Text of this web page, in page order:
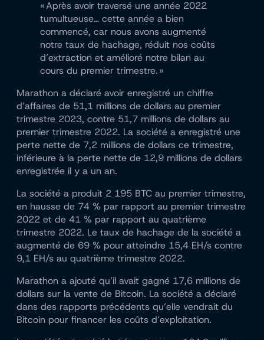
« Après avoir traversé une année 2022
tumultueuse… cette année a bien
commencé, car nous avons augmenté
notre taux de hachage, réduit nos coûts
d’extraction et amélioré notre bilan au
cours du premier trimestre. »
Marathon a déclaré avoir enregistré un chiffre
d’affaires de 51,1 millions de dollars au premier
trimestre 2023, contre 51,7 millions de dollars au
premier trimestre 2022. La société a enregistré une
perte nette de 7,2 millions de dollars ce trimestre,
inférieure à la perte nette de 12,9 millions de dollars
enregistrée il y a un an.
La société a produit 2 195 BTC au premier trimestre,
en hausse de 74 % par rapport au premier trimestre
2022 et de 41 % par rapport au quatrième
trimestre 2022. Le taux de hachage de la société a
augmenté de 69 % pour atteindre 15,4 EH/s contre
9,1 EH/s au quatrième trimestre 2022.
Marathon a ajouté qu’il avait gagné 17,6 millions de
dollars sur la vente de Bitcoin. La société a déclaré
dans des rapports précédents qu’elle vendrait du
Bitcoin pour financer les coûts d’exploitation.